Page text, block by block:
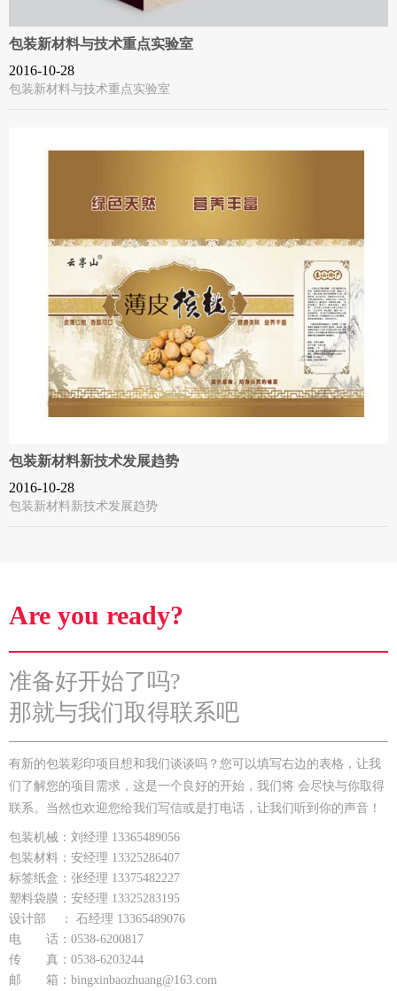
包装新材料与技术重点实验室
2016-10-28
包装新材料与技术重点实验室
包装新材料新技术发展趋势
2016-10-28
包装新材料新技术发展趋势
Are you ready?
准备好开始了吗?
那就与我们取得联系吧
有新的包装彩印项目想和我们谈谈吗？您可以填写右边的表格，让我
们了解您的项目需求，这是一个良好的开始，我们将 会尽快与你取得
联系。当然也欢迎您给我们写信或是打电话，让我们听到你的声音！
包装机械：刘经理 13365489056
包装材料：安经理 13325286407
标签纸盒：张经理 13375482227
塑料袋膜：安经理 13325283195
设计部 ： 石经理 13365489076
电 话：0538-6200817
传 真：0538-6203244
邮 箱：bingxinbaozhuang@163.com